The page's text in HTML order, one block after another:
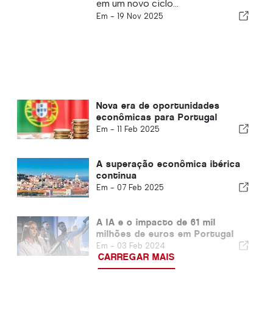
em um novo ciclo...
Em - 19 Nov 2025
Nova era de oportunidades
econômicas para Portugal
Em - 11 Feb 2025
A superação econômica ibérica
continua
Em - 07 Feb 2025
A IA e o impacto de 61 mil
milhões de euros em Portugal
Em - 03 Feb 2024
CARREGAR MAIS